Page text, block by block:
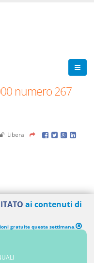
numero 267
Libera
ai contenuti di
gratuite questa settimana.